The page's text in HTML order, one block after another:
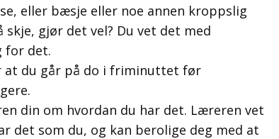
eller bæsje eller noe annen kroppslig
gjør det vel? Du vet det med
for det.
at du går på do i friminuttet før
din om hvordan du har det. Læreren vet
det som du, og kan berolige deg med at